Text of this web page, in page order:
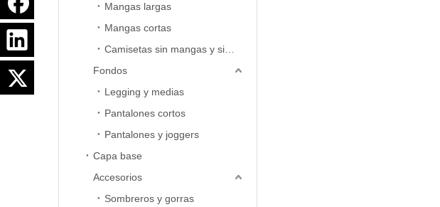
Mangas largas
Mangas cortas
Fondos
Legging y medias
Pantalones cortos
Pantalones y joggers
Capa base
Accesorios
Sombreros y gorras